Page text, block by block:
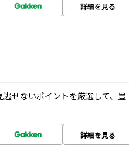
詳細を見る
せないポイントを厳選して、豊
詳細を見る